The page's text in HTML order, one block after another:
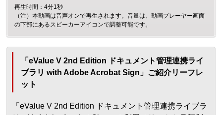
再生時間：4分1秒
（注）本動画は音声オンで再生されます。音量は、動画プレーヤー画面
の下部にあるスピーカーアイコンで調整可能です。
「eValue V 2nd Edition ドキュメント管理連携ライ
ブラリ with Adobe Acrobat Sign」ご紹介リーフレ
ット
「eValue V 2nd Edition ドキュメント管理連携ライブラ